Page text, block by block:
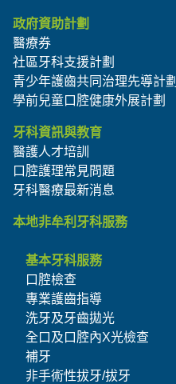
政府資助計劃
醫療券
社區牙科支援計劃
青少年護齒共同治理先導計劃
學前兒童口腔健康外展計劃
牙科資訊與教育
醫護人才培訓
口腔護理常見問題
牙科醫療最新消息
本地非牟利牙科服務
基本牙科服務
口腔檢查
專業護齒指導
洗牙及牙齒拋光
全口及口腔內X光檢查
補牙
非手術性拔牙/拔牙